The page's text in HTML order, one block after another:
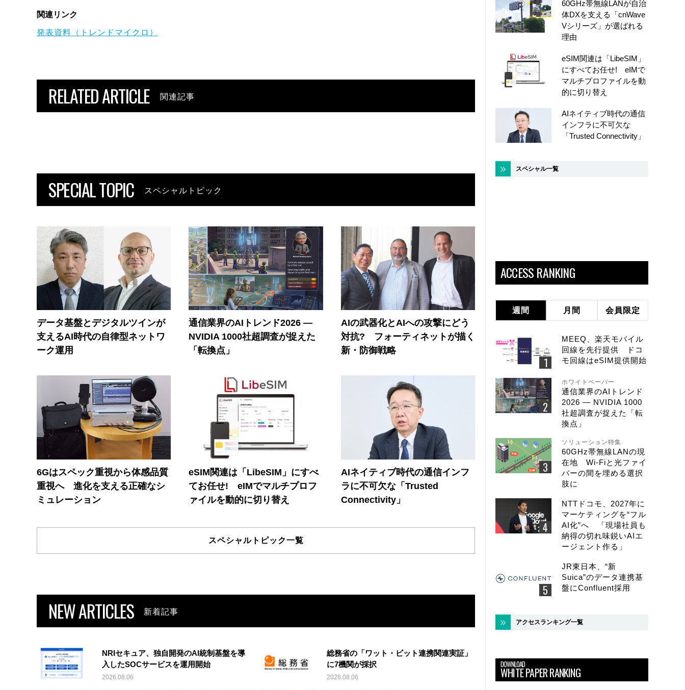
関連リンク
発表資料（トレンドマイクロ）
RELATED ARTICLE 関連記事
SPECIAL TOPIC スペシャルトピック
データ基盤とデジタルツインが
支えるAI時代の自律型ネットワ
ーク運用
通信業界のAIトレンド2026 ―
NVIDIA 1000社超調査が捉えた
「転換点」
AIの武器化とAIへの攻撃にどう
対抗? フォーティネットが描く
新・防御戦略
6Gはスペック重視から体感品質
重視へ 進化を支える正確なシ
ミュレーション
eSIM関連は「LibeSIM」にすべ
てお任せ! eIMでマルチプロフ
ァイルを動的に切り替え
AIネイティブ時代の通信インフ
ラに不可欠な「Trusted
Connectivity」
スペシャルトピック一覧
NEW ARTICLES 新着記事
NRIセキュア、独自開発のAI統制基盤を導
入したSOCサービスを運用開始
2026.08.06
総務省の「ワット・ビット連携関連実証」
に7機関が採択
2026.08.06
60GHz帯無線LANが自治
体DXを支える「cnWave
Vシリーズ」が選ばれる
理由
eSIM関連は「LibeSIM」
にすべてお任せ! eIMで
マルチプロファイルを動
的に切り替え
AIネイティブ時代の通信
インフラに不可欠な
「Trusted Connectivity」
スペシャル一覧
ACCESS RANKING
週間 月間 会員限定
MEEQ、楽天モバイル
回線を先行提供 ドコ
モ回線はeSIM提供開始
ホワイトペーパー
通信業界のAIトレンド
2026 ― NVIDIA 1000
社超調査が捉えた「転
換点」
ソリューション特集
60GHz帯無線LANの現
在地 Wi-Fiと光ファイ
バーの間を埋める選択
肢に
NTTドコモ、2027年に
マーケティングを“フル
AI化”へ 「現場社員も
納得の切れ味鋭いAIエ
ージェント作る」
JR東日本、“新
Suica”のデータ連携基
盤にConfluent採用
アクセスランキング一覧
DOWNLOAD
WHITE PAPER RANKING